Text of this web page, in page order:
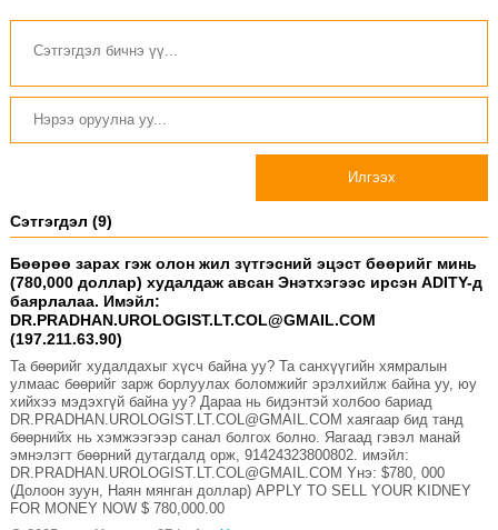
Илгээх
Сэтгэгдэл (9)
Бөөрөө зарах гэж олон жил зүтгэсний эцэст бөөрийг минь
(780,000 доллар) худалдаж авсан Энэтхэгээс ирсэн ADITY-д
баярлалаа. Имэйл:
DR.PRADHAN.UROLOGIST.LT.COL@GMAIL.COM
(197.211.63.90)
Та бөөрийг худалдахыг хүсч байна уу? Та санхүүгийн хямралын
улмаас бөөрийг зарж борлуулах боломжийг эрэлхийлж байна уу, юу
хийхээ мэдэхгүй байна уу? Дараа нь бидэнтэй холбоо бариад
DR.PRADHAN.UROLOGIST.LT.COL@GMAIL.COM хаягаар бид танд
бөөрнийх нь хэмжээгээр санал болгох болно. Яагаад гэвэл манай
эмнэлэгт бөөрний дутагдалд орж, 91424323800802. имэйл:
DR.PRADHAN.UROLOGIST.LT.COL@GMAIL.COM Yнэ: $780, 000
(Долоон зуун, Наян мянган доллар) APPLY TO SELL YOUR KIDNEY
FOR MONEY NOW $ 780,000.00